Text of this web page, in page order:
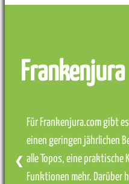
Für Frankenjura.com gibt
einen geringen jährlichen
alle Topos, eine praktische
Funktionen mehr.
❮